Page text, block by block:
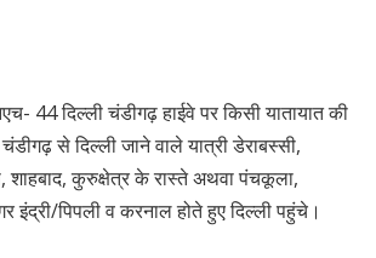
44 दिल्ली चंडीगढ़ हाईवे पर किसी यातायात की
चंडीगढ़ से दिल्ली जाने वाले यात्री डेराबस्सी,
शाहबाद, कुरुक्षेत्र के रास्ते अथवा पंचकूला,
इंद्री/पिपली व करनाल होते हुए दिल्ली पहुंचे।